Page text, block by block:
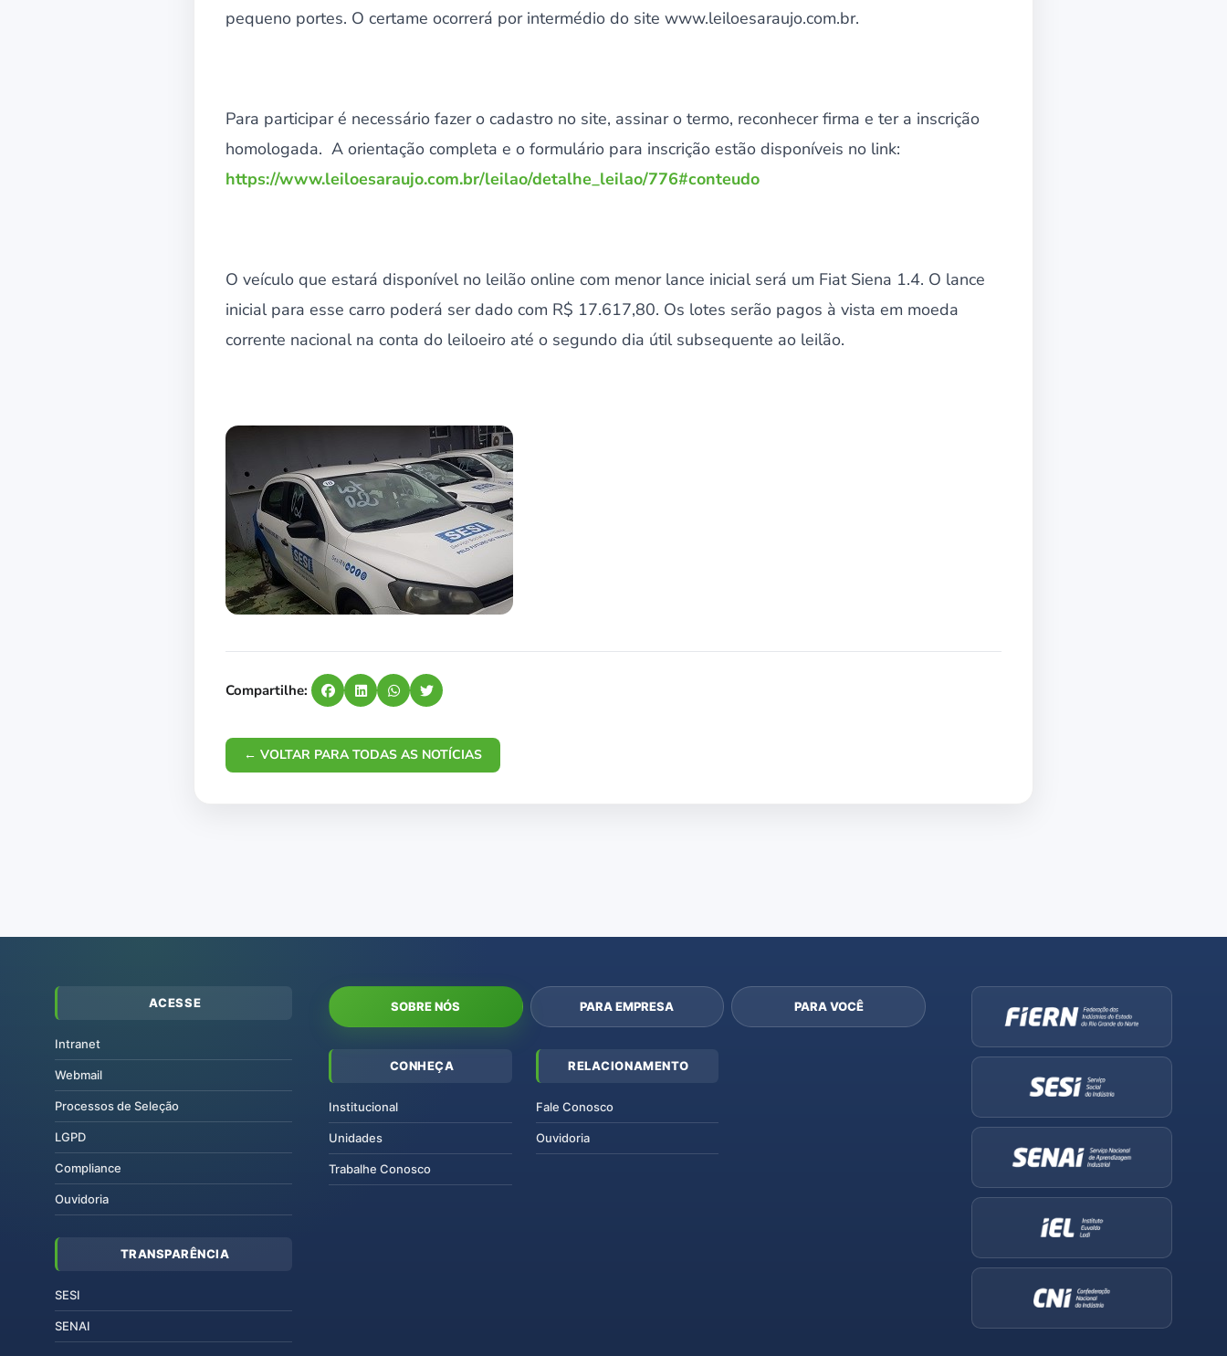
pequeno portes. O certame ocorrerá por intermédio do site www.leiloesaraujo.com.br.
Para participar é necessário fazer o cadastro no site, assinar o termo, reconhecer firma e ter a inscrição
homologada. A orientação completa e o formulário para inscrição estão disponíveis no link:
https://www.leiloesaraujo.com.br/leilao/detalhe_leilao/776#conteudo
O veículo que estará disponível no leilão online com menor lance inicial será um Fiat Siena 1.4. O lance
inicial para esse carro poderá ser dado com R$ 17.617,80. Os lotes serão pagos à vista em moeda
corrente nacional na conta do leiloeiro até o segundo dia útil subsequente ao leilão.
Compartilhe:
← VOLTAR PARA TODAS AS NOTÍCIAS
ACESSE
Intranet
Webmail
Processos de Seleção
LGPD
Compliance
Ouvidoria
TRANSPARÊNCIA
SESI
SENAI
SOBRE NÓS PARA EMPRESA PARA VOCÊ
CONHEÇA
Institucional
Unidades
Trabalhe Conosco
RELACIONAMENTO
Fale Conosco
Ouvidoria